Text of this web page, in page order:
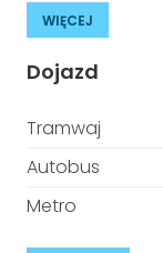
WIĘCEJ
Dojazd
Tramwaj
Autobus
Metro